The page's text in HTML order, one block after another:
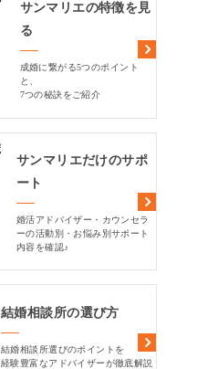
サンマリエの特徴を見
る
成婚に繋がる5つのポイント
と、
7つの秘訣をご紹介
サンマリエだけのサポ
ート
婚活アドバイザー・カウンセラ
ーの活動別・お悩み別サポート
内容を確認♪
結婚相談所の選び方
結婚相談所選びのポイントを
経験豊富なアドバイザーが徹底解説